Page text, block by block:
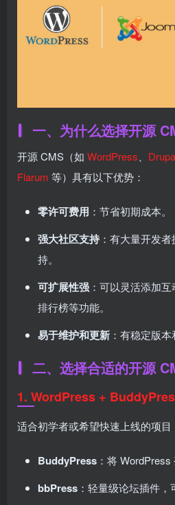
一、为什么选择开源
开源 CMS（如 WordPress
Flarum 等）具有以下优势：
零许可费用 ：节省初期成本。
强大社区支持：有大量开发
持。
可扩展性强 ：可以灵活添加
排行榜等功能。
易于维护和更新 ：有稳定版本
二、选择合适的开源
1. WordPress +
适合初学者或希望快速上线的项目
BuddyPress ：将 WordPress
bbPress ：轻量级论坛插件，